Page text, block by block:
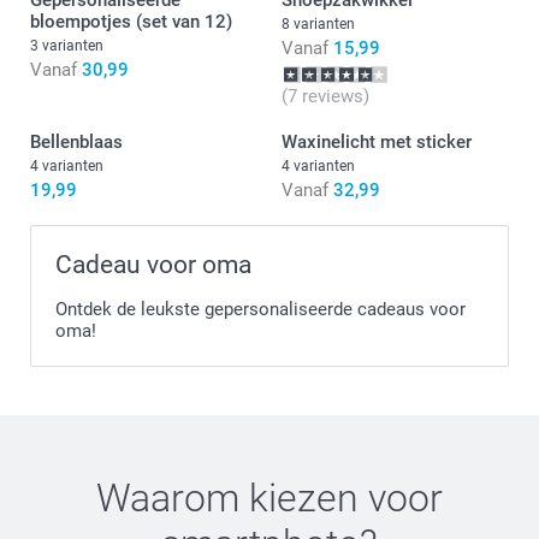
ofsnoeparmband
vind je hier. Niet geschikt voor kinderen jonger dan 3 jaar.
bloempotjes (set van 12)
3 varianten
Vanaf 30,99
8 varianten
Vanaf 15,99
(7 reviews)
Bellenblaas
4 varianten
19,99
Waxinelicht met sticker
4 varianten
Vanaf 32,99
Cadeau voor oma
Ontdek de leukste gepersonaliseerde cadeaus voor
oma!
Waarom kiezen voor